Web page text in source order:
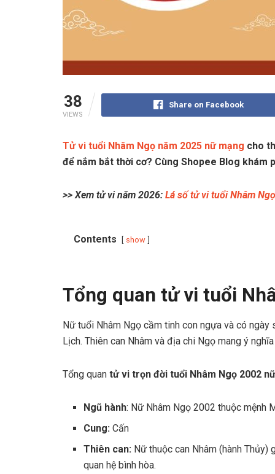
38
VIEWS
Share on Facebook
Tử vi tuổi Nhâm Ngọ năm 2025 nữ mạng cho
để nắm bắt thời cơ? Cùng Shopee Blog khám
>> Xem tử vi năm 2026: Lá số tử vi tuổi Nhâm
Contents show
Tổng quan tử vi tuổi
Nữ tuổi Nhâm Ngọ cầm tinh con ngựa và có
Lịch. Thiên can Nhâm và địa chi Ngọ mang ý
Tổng quan tử vi trọn đời tuổi Nhâm Ngọ 2002
Ngũ hành: Nữ Nhâm Ngọ 2002 thuộc mệnh
Cung:Cấn
Thiên can: Nữ thuộc can Nhâm (hành
quan hệ bình hòa.